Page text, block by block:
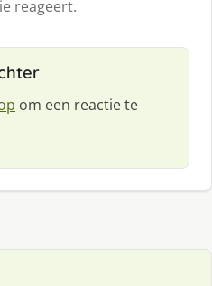
reageert.
om een reactie te